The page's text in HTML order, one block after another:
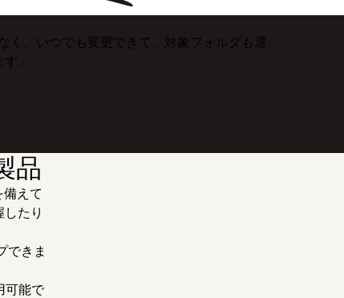
く、いつでも変更できて、対象フォルダも選
」
品
えて
たり
できま
可能で